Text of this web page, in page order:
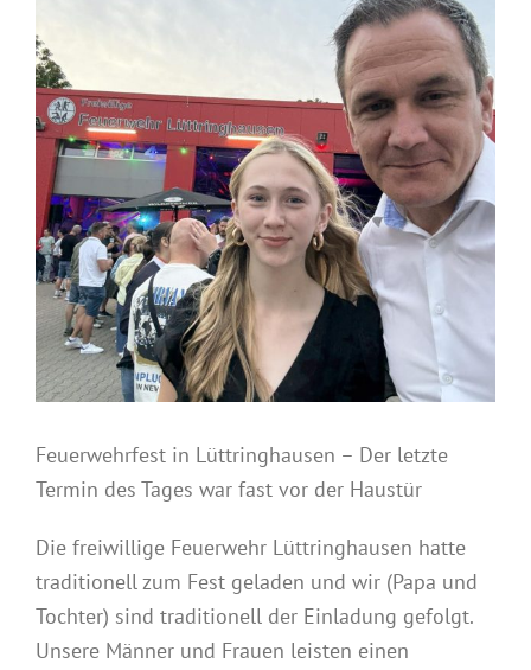
Bild
Feuerwehrfest in Lüttringhausen – Der letzte
Termin des Tages war fast vor der Haustür
Die freiwillige Feuerwehr Lüttringhausen hatte
traditionell zum Fest geladen und wir (Papa und
Tochter) sind traditionell der Einladung gefolgt.
Unsere Männer und Frauen leisten einen